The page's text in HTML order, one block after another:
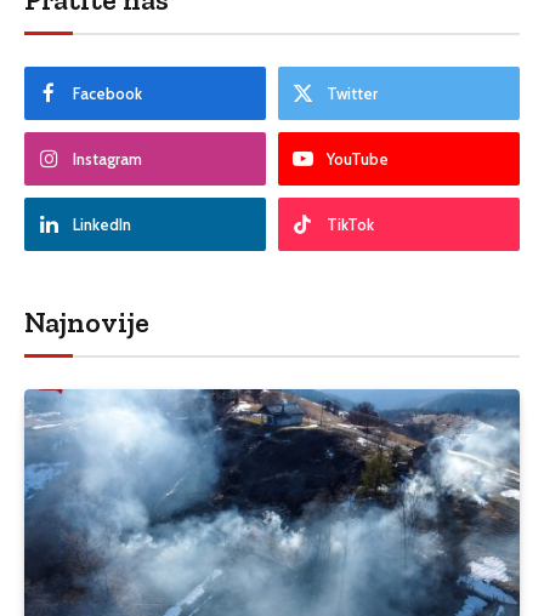
Facebook Twitter
Instagram YouTube
LinkedIn TikTok
Najnovije